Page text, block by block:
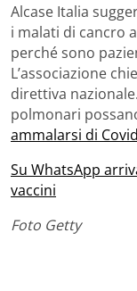
Alcase Italia
i malati di cancro
perché sono
L’associazione
direttiva
polmonari
ammalarsi di
Su WhatsApp
vaccini
Foto Getty